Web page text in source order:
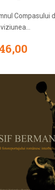
Compasului
,00